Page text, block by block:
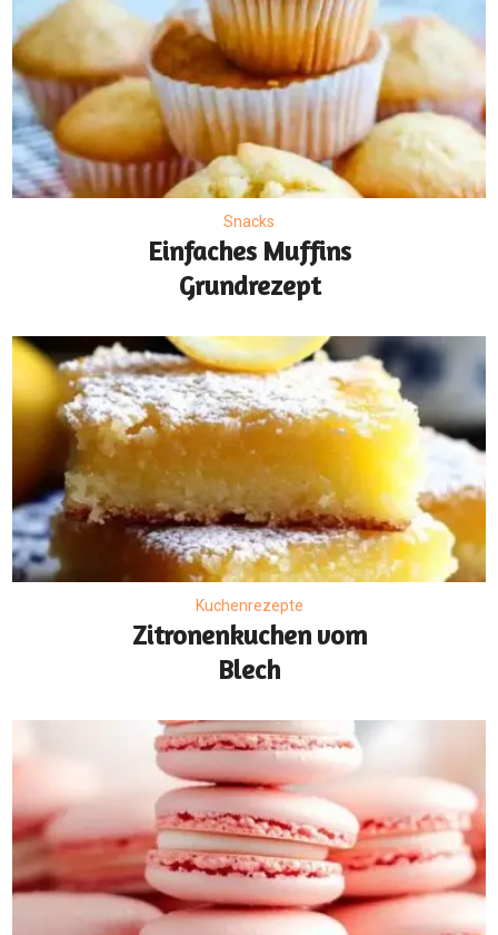
Snacks
Einfaches Muffins
Grundrezept
Kuchenrezepte
Zitronenkuchen vom
Blech